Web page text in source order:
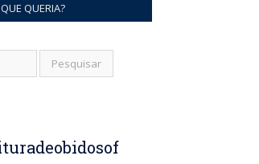
QUERIA?